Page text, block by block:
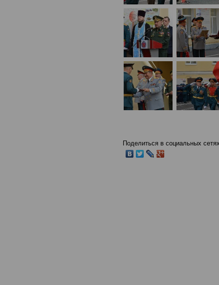
Поделиться в социальных